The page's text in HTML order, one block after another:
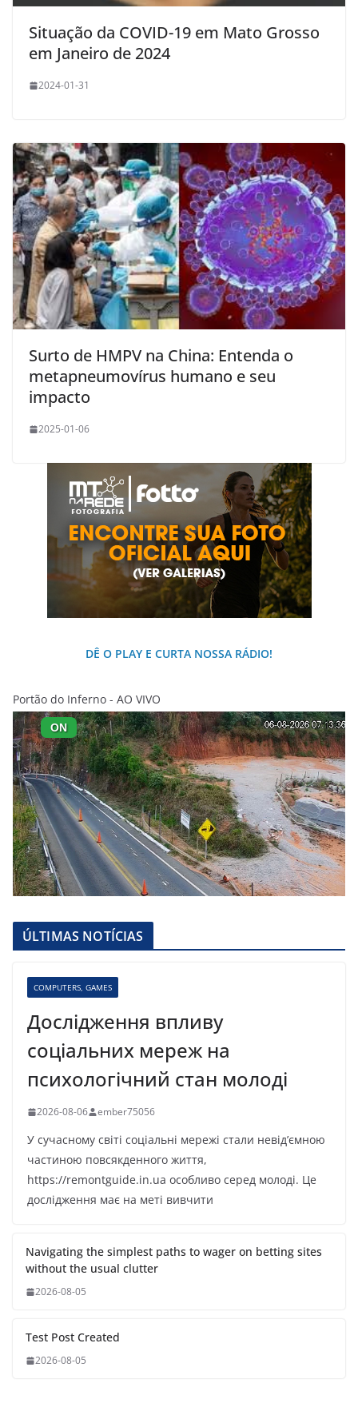
Situação da COVID-19 em Mato Grosso
em Janeiro de 2024
2024-01-31
Surto de HMPV na China: Entenda o
metapneumovírus humano e seu
impacto
2025-01-06
DÊ O PLAY E CURTA NOSSA RÁDIO!
Portão do Inferno - AO VIVO
ÚLTIMAS NOTÍCIAS
COMPUTERS, GAMES
Дослідження впливу
соціальних мереж на
психологічний стан молоді
2026-08-06 ember75056
У сучасному світі соціальні мережі стали невід’ємною
частиною повсякденного життя,
https://remontguide.in.ua особливо серед молоді. Це
дослідження має на меті вивчити
Navigating the simplest paths to wager on betting sites
without the usual clutter
2026-08-05
Test Post Created
2026-08-05